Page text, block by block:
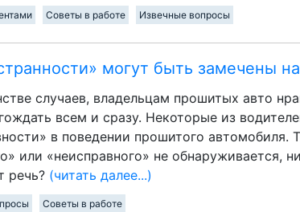
Советы в работе Извечные вопросы
могут быть замечены
случаев, владельцам прошитых авто
всем и сразу. Некоторые из
в поведении прошитого автомобиля.
или «неисправного» не
речь? (читать далее...)
Советы в работе